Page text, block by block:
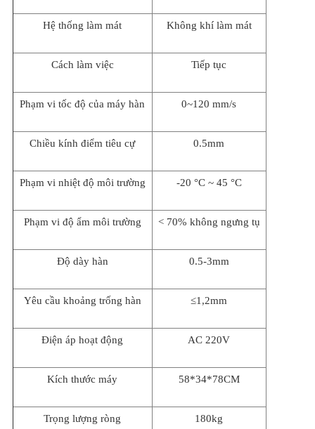
Hệ thống làm mát Không khí làm mát
Cách làm việc Tiếp tục
Phạm vi tốc độ của máy hàn 0~120 mm/s
Chiều kính điểm tiêu cự 0.5mm
Phạm vi nhiệt độ môi trường -20 °C ~ 45 °C
Phạm vi độ ẩm môi trường < 70% không ngưng tụ
Độ dày hàn 0.5-3mm
Yêu cầu khoảng trống hàn ≤1,2mm
Điện áp hoạt động AC 220V
Kích thước máy 58*34*78CM
Trọng lượng ròng 180kg